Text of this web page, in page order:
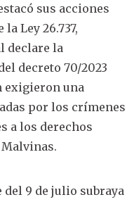
sus acciones
Ley 26.737,
declare la
decreto 70/2023
exigieron una
por los crímenes
a los derechos
del 9 de julio subraya